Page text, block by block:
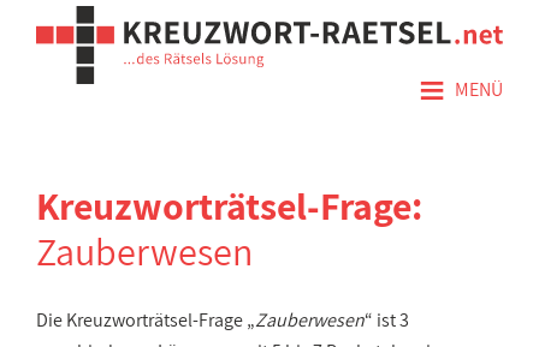
≡ MENÜ
Kreuzworträtsel-Frage:
Zauberwesen
Die Kreuzworträtsel-Frage „Zauberwesen“ ist 3